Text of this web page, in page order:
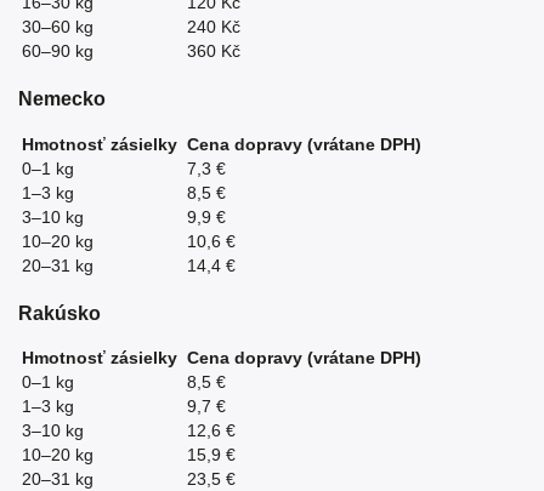
30–60 kg
240 Kč
60–90 kg
360 Kč
Nemecko
Hmotnosť zásielky Cena dopravy (vrátane DPH)
0–1 kg
7,3 €
1–3 kg
8,5 €
3–10 kg
9,9 €
10–20 kg
10,6 €
20–31 kg
14,4 €
Rakúsko
Hmotnosť zásielky Cena dopravy (vrátane DPH)
0–1 kg
8,5 €
1–3 kg
9,7 €
3–10 kg
12,6 €
10–20 kg
15,9 €
20–31 kg
23,5 €